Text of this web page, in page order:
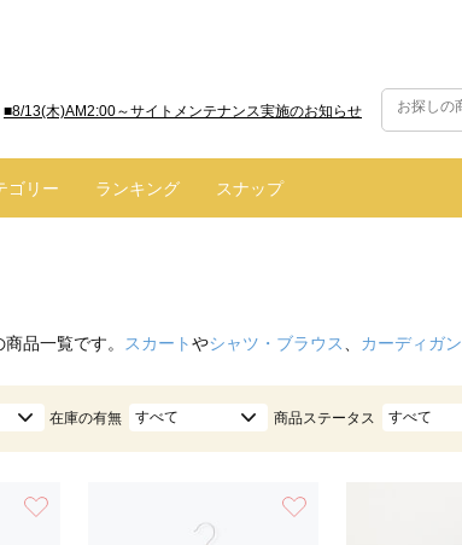
■8/13(木)AM2:00～サイトメンテナンス実施のお知らせ
■【お知らせ】ヤマト運輸の配送遅延・停止について
ゴリー ランキング スナップ
商品一覧です。 スカートやシャツ・ブラウス カーディガン
在庫の有無 すべて 商品ステータス すべて